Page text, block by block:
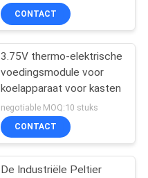
CONTACT
3.75V thermo-elektrische
voedingsmodule voor
koelapparaat voor kasten
negotiable MOQ:10 stuks
CONTACT
De Industriële Peltier